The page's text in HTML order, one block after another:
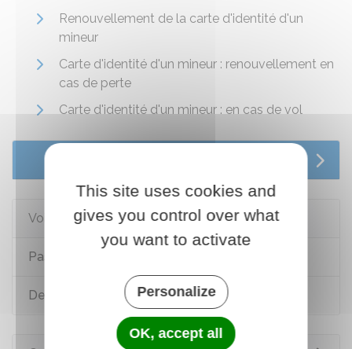
Renouvellement de la carte d'identité d'un
mineur
Carte d'identité d'un mineur : renouvellement en
cas de perte
Carte d'identité d'un mineur : en cas de vol
Voir aussi
Passeport
Devenir Français
This site uses cookies and
gives you control over what
you want to activate
Personalize
OK, accept all